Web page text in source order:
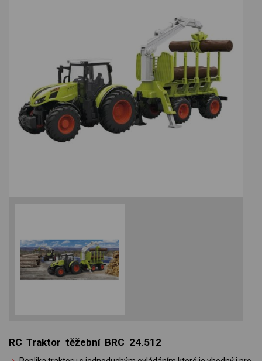
RC Traktor těžební BRC 24.512